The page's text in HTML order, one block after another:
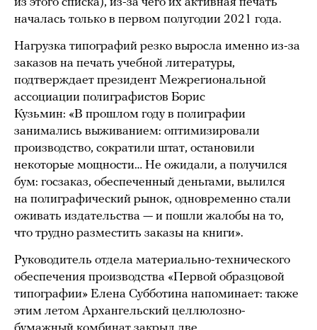
началась только в первом полугодии 2021 года.
Нагрузка типографий резко выросла именно из-за
заказов на печать учебной литературы,
подтверждает президент Межрегиональной
ассоциации полиграфистов Борис
Кузьмин: «В прошлом году в полиграфии
занимались выживанием: оптимизировали
производство, сократили штат, остановили
некоторые мощности… Не ожидали, а получился
бум: госзаказ, обеспеченный деньгами, вылился
на полиграфический рынок, одновременно стали
оживать издательства — и пошли жалобы на то,
что трудно разместить заказы на книги».
Руководитель отдела материально-технического
обеспечения производства «Первой образцовой
типографии» Елена Субботина напоминает: также
этим летом Архангельский целлюлозно-